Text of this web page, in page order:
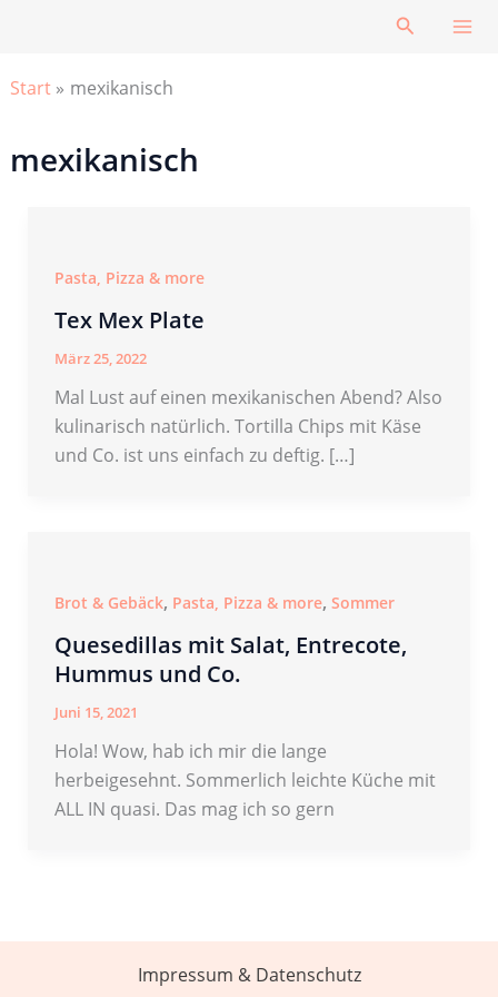
Suchen
Start mexikanisch
mexikanisch
Pasta, Pizza & more
Tex Mex Plate
März 25, 2022
Mal Lust auf einen mexikanischen Abend? Also
kulinarisch natürlich. Tortilla Chips mit Käse
und Co. ist uns einfach zu deftig. […]
Brot & Gebäck, Pasta, Pizza & more, Sommer
Quesedillas mit Salat, Entrecote,
Hummus und Co.
Juni 15, 2021
Hola! Wow, hab ich mir die lange
herbeigesehnt. Sommerlich leichte Küche mit
ALL IN quasi. Das mag ich so gern
Impressum & Datenschutz